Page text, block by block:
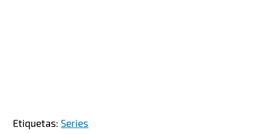
Etiquetas: Series